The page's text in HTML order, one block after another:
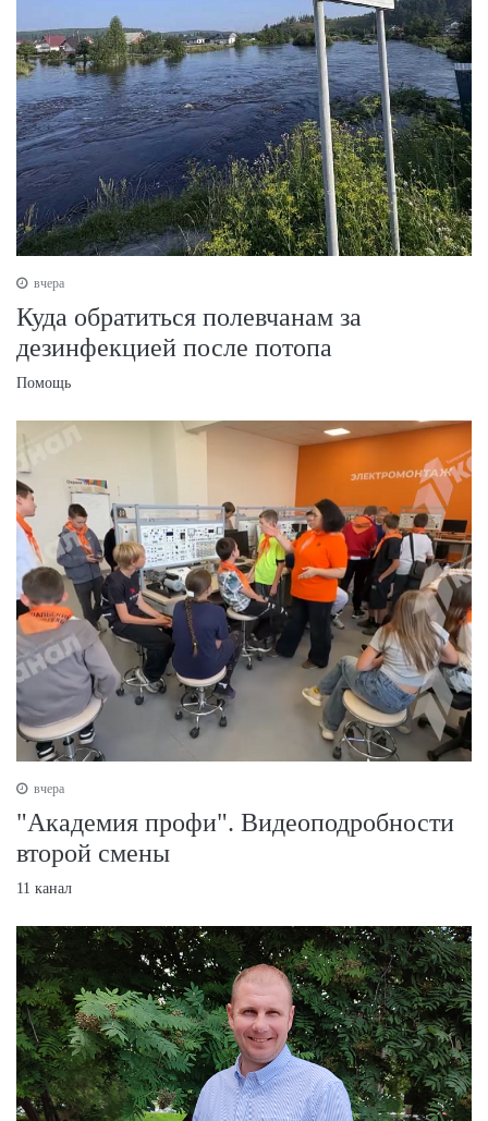
вчера
Куда обратиться полевчанам за
дезинфекцией после потопа
Помощь
вчера
"Академия профи". Видеоподробности
второй смены
11 канал